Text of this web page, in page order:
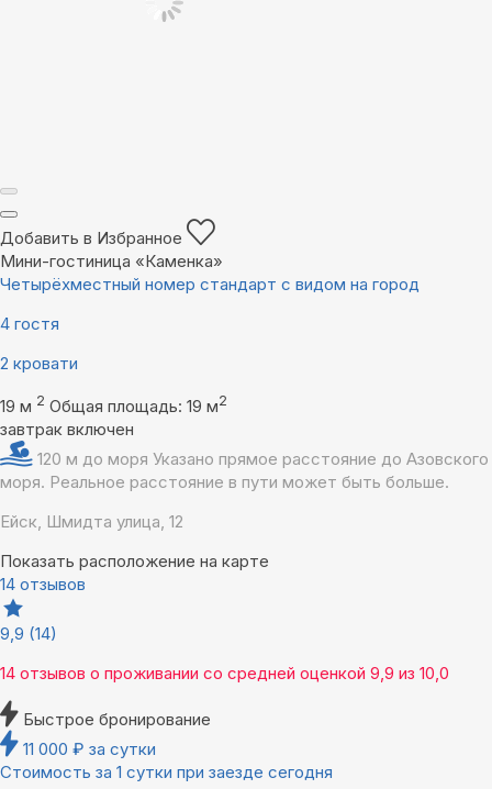
Добавить в Избранное
Мини-гостиница «Каменка»
Четырёхместный номер стандарт с видом на город
4 гостя
2 кровати
19 м 2 Общая площадь: 19 м2
завтрак включен
120 м до моря Указано прямое расстояние до Азовского
моря. Реальное расстояние в пути может быть больше.
Ейск, Шмидта улица, 12
Показать расположение на карте
14 отзывов
9,9 (14)
14 отзывов о проживании со средней оценкой 9,9 из 10,0
Быстрое бронирование
11 000 ₽ за сутки
Стоимость за 1 сутки при заезде сегодня